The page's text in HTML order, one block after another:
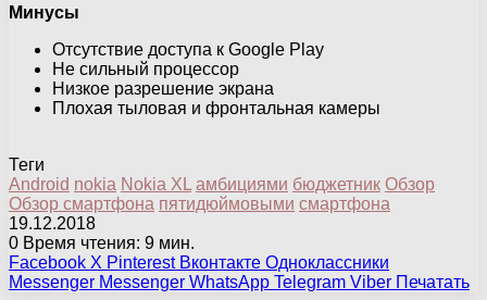
Минусы
Отсутствие доступа к Google Play
Не сильный процессор
Низкое разрешение экрана
Плохая тыловая и фронтальная камеры
Теги
Android nokia Nokia XL амбициями бюджетник Обзор
Обзор смартфона пятидюймовыми смартфона
19.12.2018
0 Время чтения: 9 мин.
Facebook X Pinterest Вконтакте Одноклассники
Messenger Messenger WhatsApp Telegram Viber Печатать